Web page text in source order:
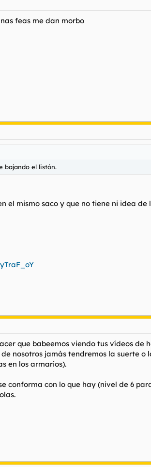
feas me dan morbo
bajando el listón.
el mismo saco y que no tiene ni idea de
que babeemos viendo tus vídeos de
nosotros jamás tendremos la suerte
en los armarios).
conforma con lo que hay (nivel de 6